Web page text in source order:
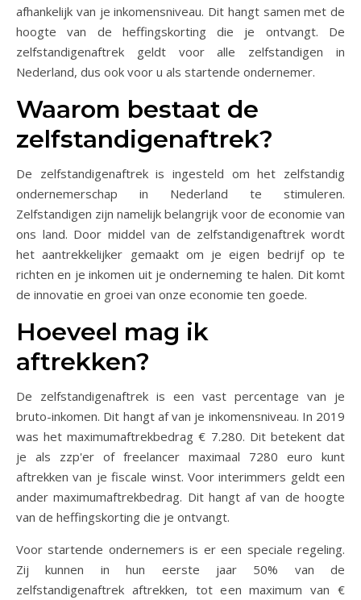
afhankelijk van je inkomensniveau. Dit hangt samen met de
hoogte van de heffingskorting die je ontvangt. De
zelfstandigenaftrek geldt voor alle zelfstandigen in
Nederland, dus ook voor u als startende ondernemer.
Waarom bestaat de
zelfstandigenaftrek?
De zelfstandigenaftrek is ingesteld om het zelfstandig
ondernemerschap in Nederland te stimuleren.
Zelfstandigen zijn namelijk belangrijk voor de economie van
ons land. Door middel van de zelfstandigenaftrek wordt
het aantrekkelijker gemaakt om je eigen bedrijf op te
richten en je inkomen uit je onderneming te halen. Dit komt
de innovatie en groei van onze economie ten goede.
Hoeveel mag ik
aftrekken?
De zelfstandigenaftrek is een vast percentage van je
bruto-inkomen. Dit hangt af van je inkomensniveau. In 2019
was het maximumaftrekbedrag € 7.280. Dit betekent dat
je als zzp'er of freelancer maximaal 7280 euro kunt
aftrekken van je fiscale winst. Voor interimmers geldt een
ander maximumaftrekbedrag. Dit hangt af van de hoogte
van de heffingskorting die je ontvangt.
Voor startende ondernemers is er een speciale regeling.
Zij kunnen in hun eerste jaar 50% van de
zelfstandigenaftrek aftrekken, tot een maximum van €